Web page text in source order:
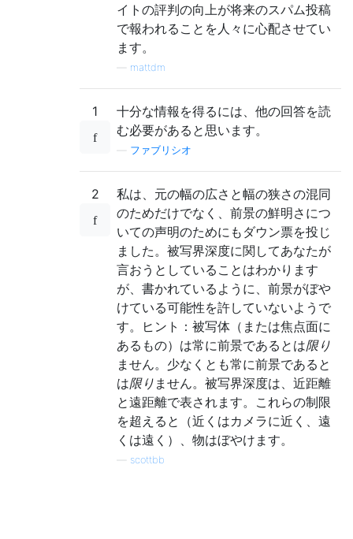
イトの評判の向上が将来のスパム投稿
で報われることを人々に心配させてい
ます。
mattdm
1
十分な情報を得るには、他の回答を読
む必要があると思います。
ファブリシオ
2
私は、元の幅の広さと幅の狭さの混同
のためだけでなく、前景の鮮明さにつ
いての声明のためにもダウン票を投じ
ました。被写界深度に関してあなたが
言おうとしていることはわかります
が、書かれているように、前景がぼや
けている可能性を許していないようで
す。ヒント：被写体（または焦点面に
あるもの）は常に前景であるとは限り
ません。少なくとも常に前景であると
は限り ません。被写界深度は、近距離
と遠距離で表されます。これらの制限
を超えると（近くはカメラに近く、遠
くは遠く）、物はぼやけます。
scottbb